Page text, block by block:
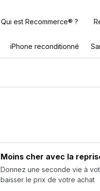
Qui est Recommerce® ?
iPhone reconditionné
Moins cher avec la
Donnez une seconde vie à
baisser le prix de votre achat